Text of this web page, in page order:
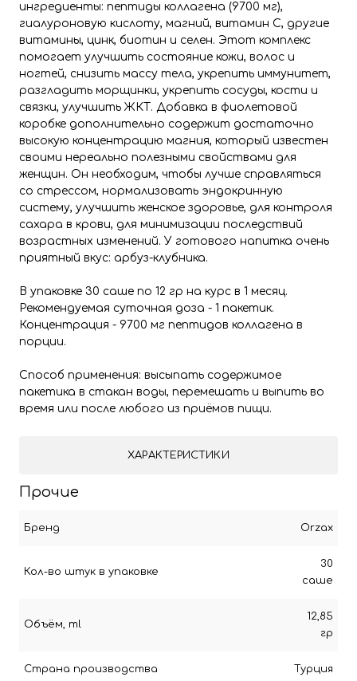
ингредиенты: пептиды коллагена (9700 мг),
гиалуроновую кислоту, магний, витамин С, другие
витамины, цинк, биотин и селен. Этот комплекс
помогает улучшить состояние кожи, волос и
ногтей, снизить массу тела, укрепить иммунитет,
разгладить морщинки, укрепить сосуды, кости и
связки, улучшить ЖКТ. Добавка в фиолетовой
коробке дополнительно содержит достаточно
высокую концентрацию магния, который известен
своими нереально полезными свойствами для
женщин. Он необходим, чтобы лучше справляться
со стрессом, нормализовать эндокринную
систему, улучшить женское здоровье, для контроля
сахара в крови, для минимизации последствий
возрастных изменений. У готового напитка очень
приятный вкус: арбуз-клубника.
В упаковке 30 саше по 12 гр на курс в 1 месяц.
Рекомендуемая суточная доза - 1 пакетик.
Концентрация - 9700 мг пептидов коллагена в
порции.
Способ применения: высыпать содержимое
пакетика в стакан воды, перемешать и выпить во
время или после любого из приёмов пищи.
ХАРАКТЕРИСТИКИ
Прочие
Бренд Orzax
Кол-во штук в упаковке
30
саше
Объём, ml
12,85
гр
Страна производства Турция